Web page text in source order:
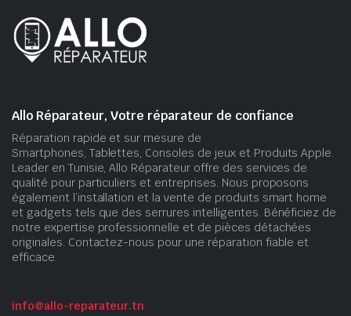
Allo Réparateur, Votre réparateur de confiance
Réparation rapide et sur mesure de
Smartphones, Tablettes, Consoles de jeux et Produits Apple.
Leader en Tunisie, Allo Réparateur offre des services de
qualité pour particuliers et entreprises. Nous proposons
également l’installation et la vente de produits smart home
et gadgets tels que des serrures intelligentes. Bénéficiez de
notre expertise professionnelle et de pièces détachées
originales. Contactez-nous pour une réparation fiable et
efficace.
info@allo-reparateur.tn